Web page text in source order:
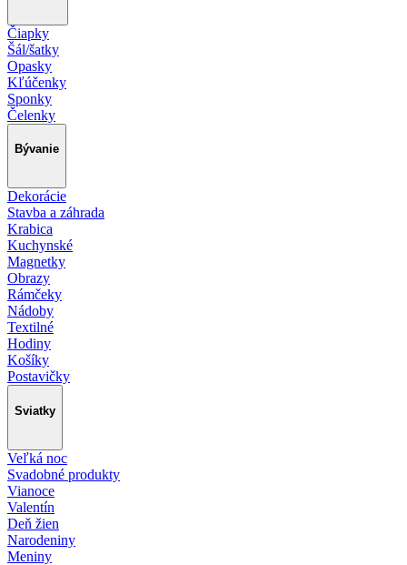
Čiapky
Šál/šatky
Opasky
Kľúčenky
Sponky
Čelenky
Bývanie
Dekorácie
Stavba a záhrada
Krabica
Kuchynské
Magnetky
Obrazy
Rámčeky
Nádoby
Textilné
Hodiny
Košíky
Postavičky
Sviatky
Veľká noc
Svadobné produkty
Vianoce
Valentín
Deň žien
Narodeniny
Meniny